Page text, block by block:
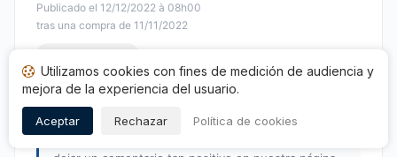
Publicado el 12/12/2022 à 08h00
tras una compra de 11/11/2022
Respuesta de Sixten-environmental
Publicada el 10/04/2023
Utilizamos cookies con fines de medición de audiencia y
mejora de la experiencia del usuario.
Aceptar Rechazar Política de cookies